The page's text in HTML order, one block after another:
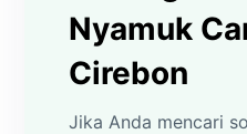
Nyamuk
Cirebon
Jika Anda mencari